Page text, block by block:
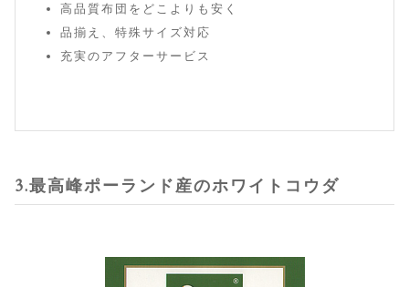
高品質布団をどこよりも安く
品揃え、特殊サイズ対応
充実のアフターサービス
3.最高峰ポーランド産のホワイトコウダ